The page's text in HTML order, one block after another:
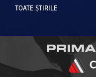
TOATE ȘTIRILE